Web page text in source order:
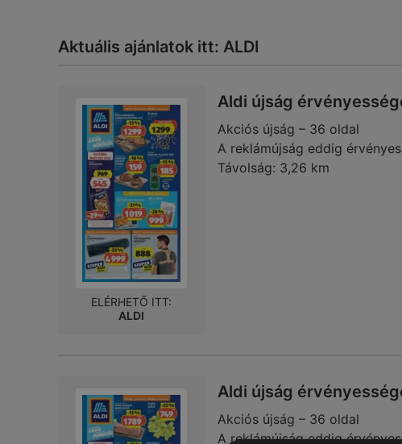
Aktuális ajánlatok itt: ALDI
Aldi újság
Akciós újság – 36 oldal
A reklámújság eddig
Távolság: 3,26 km
ELÉRHETŐ ITT:
ALDI
Aldi újság
Akciós újság – 36 oldal
A reklámújság eddig